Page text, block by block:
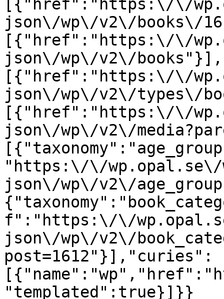
[{"href":"https:\/\/
json\/wp\/v2\/books\/
[{"href":"https:\/\/
json\/wp\/v2\/
[{"href":"https:\/\/
json\/wp\/v2\/types\/
[{"href":"https:\/\/
json\/wp\/v2\/
"https:\/\/wp.opal.se\/
json\/wp\/v2\/
f":"https:\/\/
json\/wp\/v2\/
post=1612"}],"curies":
"templated":true}]}}